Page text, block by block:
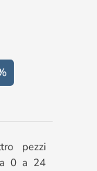
pezzi
0 a 24